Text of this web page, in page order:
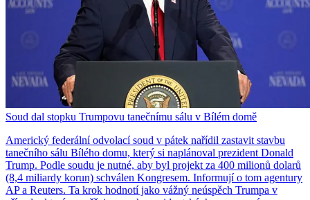
Soud dal stopku Trumpovu tanečnímu sálu v Bílém domě
Americký federální odvolací soud v pátek nařídil zastavit stavbu
tanečního sálu Bílého domu, který si naplánoval prezident Donald
Trump. Podle soudu je nutné, aby byl projekt za 400 milionů dolarů
(8,4 miliardy korun) schválen Kongresem. Informují o tom agentury
AP a Reuters. Ta krok hodnotí jako vážný neúspěch Trumpa v